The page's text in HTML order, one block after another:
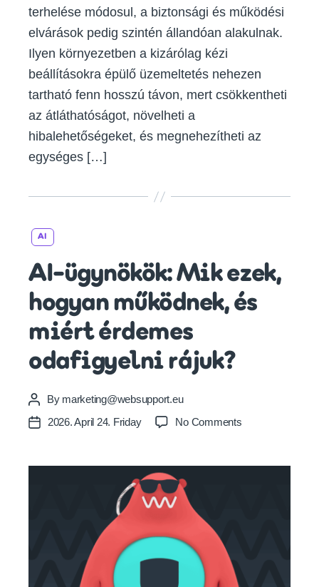
terhelése módosul, a biztonsági és működési
elvárások pedig szintén állandóan alakulnak.
Ilyen környezetben a kizárólag kézi
beállításokra épülő üzemeltetés nehezen
tartható fenn hosszú távon, mert csökkentheti
az átláthatóságot, növelheti a
hibalehetőségeket, és megnehezítheti az
egységes […]
AI
AI-ügynökök: Mik ezek,
hogyan működnek, és
miért érdemes
odafigyelni rájuk?
Post
author
By marketing@websupport.eu
Post2026. April 24. Friday No Commentson
Mik